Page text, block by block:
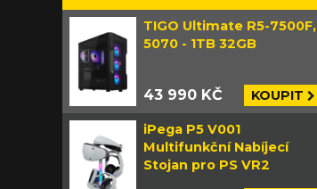
TIGO Ultimate R5-7500F,
5070 - 1TB 32GB
43 990 KČ KOUPIT
iPega P5 V001
Multifunkční Nabíjecí
Stojan pro PS VR2